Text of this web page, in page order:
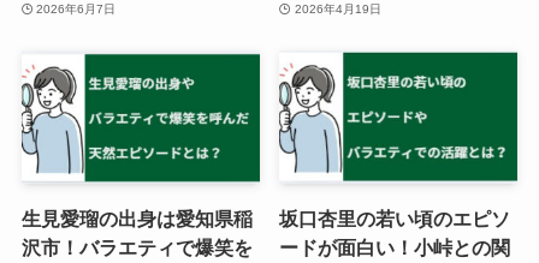
2026年6月7日 2026年4月19日
生見愛瑠の出身は愛知県稲
沢市！バラエティで爆笑を
坂口杏里の若い頃のエピソ
ードが面白い！小峠との関